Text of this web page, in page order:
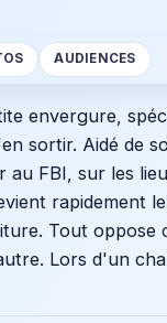
AUDIENCES
envergure,
sortir. Aidé de
au FBI, sur les
rapidement
Tout
Lors d'un